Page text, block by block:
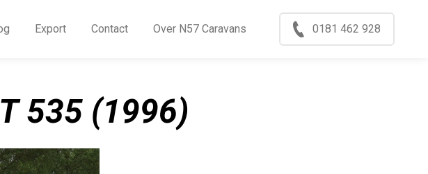
Export Contact Over N57 Caravans 0181 462 928
535 (1996)
Blog